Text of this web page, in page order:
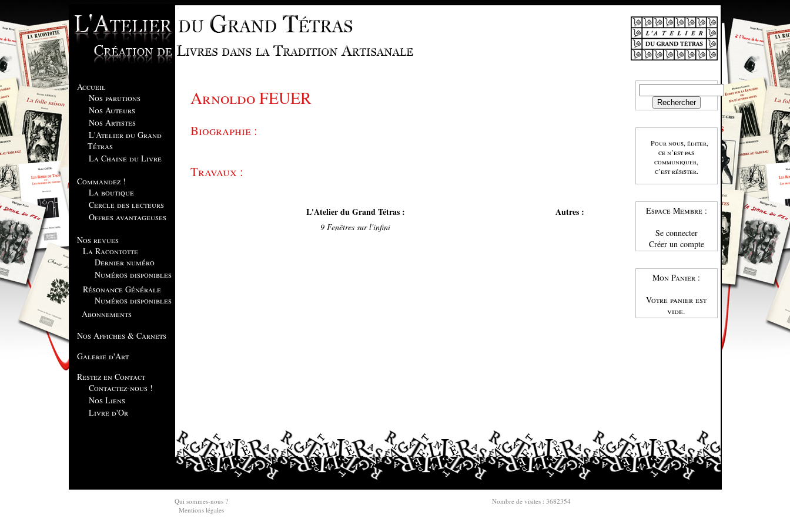
Accueil
Nos parutions
Nos Auteurs
Nos Artistes
L'Atelier du Grand
Tétras
La Chaine du Livre
Commandez !
La boutique
Cercle des lecteurs
Offres avantageuses
Nos revues
La Racontotte
Dernier numéro
Numéros disponibles
Résonance Générale
Numéros disponibles
Abonnements
Nos Affiches & Carnets
Galerie d'Art
Restez en Contact
Contactez-nous !
Nos Liens
Livre d'Or
Pour nous, éditer,
ce n’est pas
communiquer,
c’est résister.
Espace Membre :
Se connecter
Créer un compte
Mon Panier :
Votre panier est
vide.
Arnoldo FEUER
Biographie :
Travaux :
L'Atelier du Grand Tétras : Autres :
9 Fenêtres sur l'infini
Qui sommes-nous ?
Mentions légales
Nombre de visites : 3682354